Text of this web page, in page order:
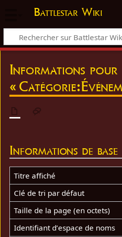
Battlestar Wiki
Informations pour
«
Informations de base
Titre affiché
Clé de tri par défaut
Taille de la page (en octets)
Identifiant dʼespace de noms